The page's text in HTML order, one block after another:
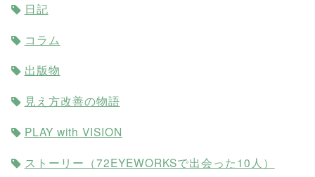
日記
コラム
出版物
見え方改善の物語
PLAY with VISION
ストーリー（72EYEWORKSで出会った10人）